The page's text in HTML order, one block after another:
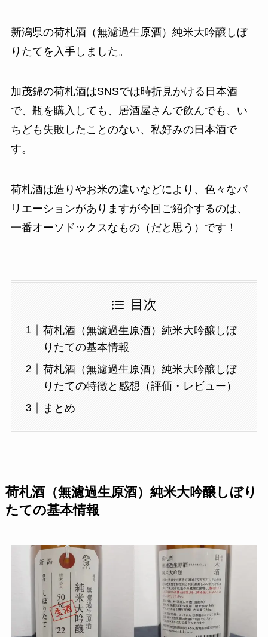
新潟県の荷札酒（無濾過生原酒）純米大吟醸しぼ
りたてを入手しました。
加茂錦の荷札酒はSNSでは時折見かける日本酒
で、瓶を購入しても、居酒屋さんで飲んでも、い
ちども失敗したことのない、私好みの日本酒で
す。
荷札酒は造りやお米の違いなどにより、色々なバ
リエーションがありますが今回ご紹介するのは、
一番オーソドックスなもの（だと思う）です！
目次
荷札酒（無濾過生原酒）純米大吟醸しぼ
りたての基本情報
荷札酒（無濾過生原酒）純米大吟醸しぼ
りたての特徴と感想（評価・レビュー）
まとめ
荷札酒（無濾過生原酒）純米大吟醸しぼり
たての基本情報